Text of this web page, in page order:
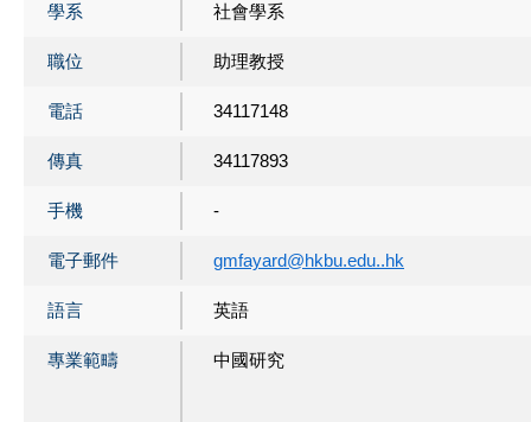
學系 社會學系
職位 助理教授
電話 34117148
傳真 34117893
手機 -
電子郵件 gmfayard@hkbu.edu..hk
語言 英語
專業範疇 中國研究